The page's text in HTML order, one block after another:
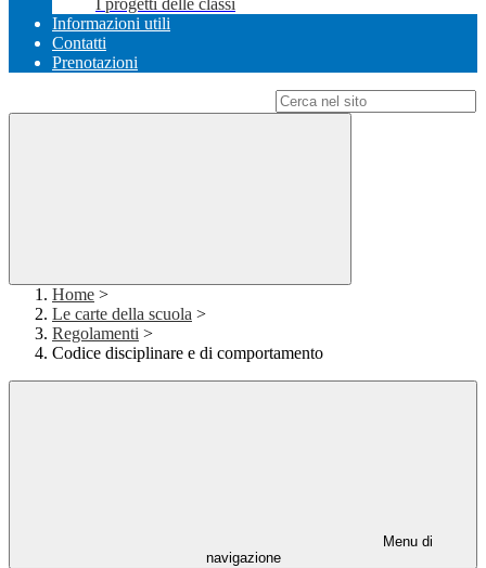
I progetti delle classi
Informazioni utili
Contatti
Prenotazioni
Home >
Le carte della scuola >
Regolamenti >
Codice disciplinare e di comportamento
Menu di
navigazione